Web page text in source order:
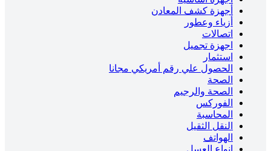
أجهزة كشف المعادن
أزياء وعطور
اتصالات
اجهزة تجميل
استثمار
الحصول علي رقم أمريكي مجانا
الصحة
الصحة والرجيم
الفوركس
المحاسبة
النقل الثقيل
الهواتف
انواع العسل